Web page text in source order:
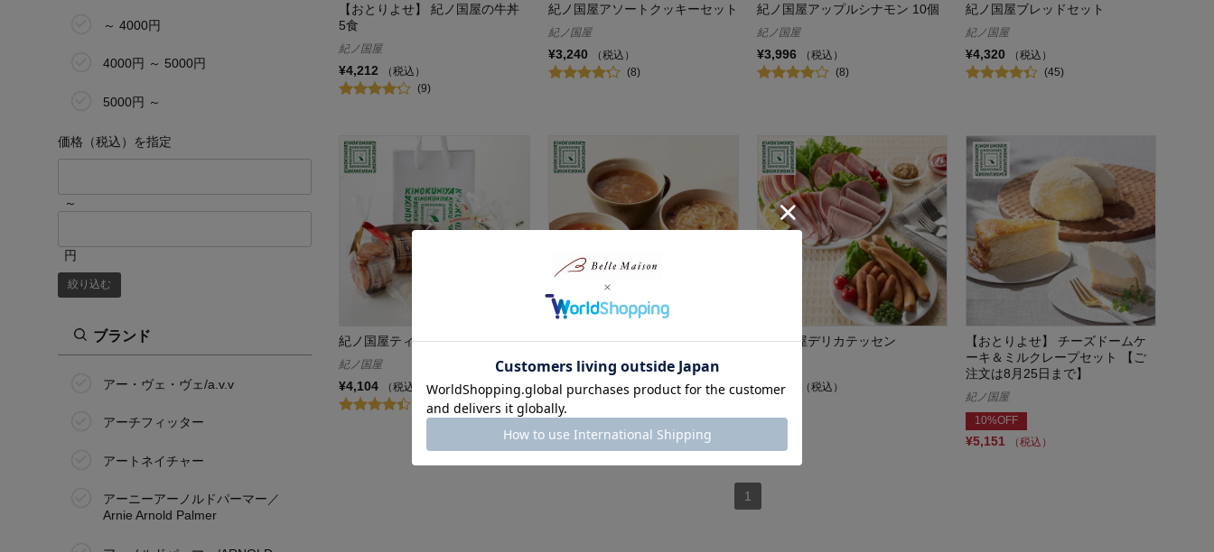
～ 4000円
4000円 ～ 5000円
5000円 ～
価格（税込）を指定
～
円
絞り込む
ブランド
アー・ヴェ・ヴェ/a.v.v
アーチフィッター
アートネイチャー
アーニーアーノルドパーマー／
Arnie Arnold Palmer
【おとりよせ】 紀ノ国屋の牛丼
5食
紀ノ国屋
¥4,212
（税込）
(9)
紀ノ国屋アソートクッキーセット
紀ノ国屋
¥3,240
（税込）
(8)
紀ノ国屋アップルシナモン 10個
紀ノ国屋
¥3,996
（税込）
(8)
紀ノ国屋ブレッドセット
紀ノ国屋
¥4,320
（税込）
(45)
紀ノ国屋ティータイムバッグ
紀ノ国屋
¥4,104
（税込）
(40)
紀ノ国屋スープセット
紀ノ国屋
¥4,104（税込）
紀ノ国屋デリカテッセン
¥4,536 （税込）
【おとりよせ】 チーズドームケ
ーキ＆ミルクレープセット 【ご
注文は8月25日まで】
紀ノ国屋
10%OFF
¥5,151 （税込）
1